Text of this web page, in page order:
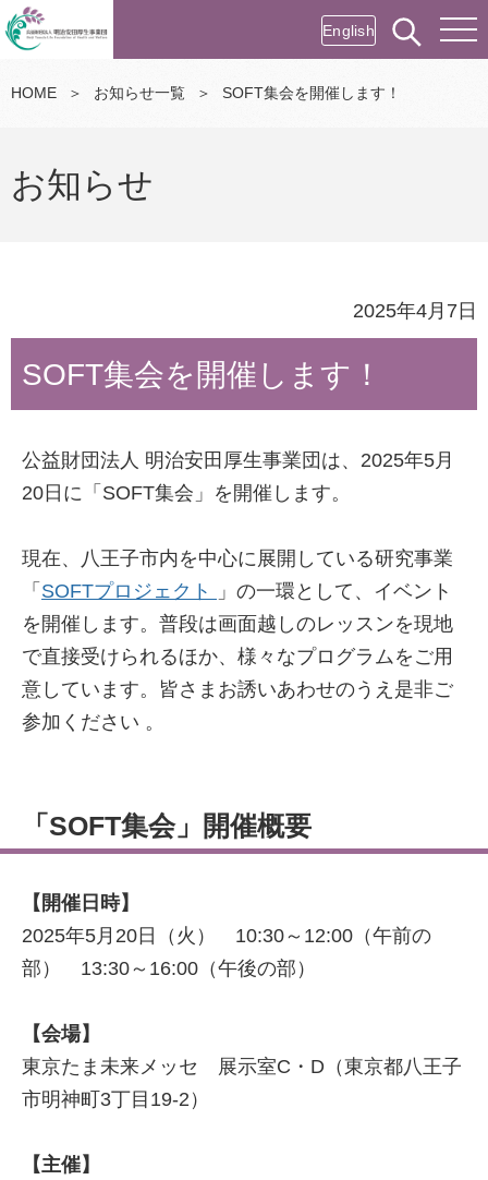
English
HOME ＞ お知らせ一覧 ＞ SOFT集会を開催します！
お知らせ
2025年4月7日
SOFT集会を開催します！
公益財団法人 明治安田厚生事業団は、2025年5月
20日に「SOFT集会」を開催します。
現在、八王子市内を中心に展開している研究事業
「 SOFTプロジェクト
」の一環として、イベント
を開催します。普段は画面越しのレッスンを現地
で直接受けられるほか、様々なプログラムをご用
意しています。皆さまお誘いあわせのうえ是非ご
参加ください 。
「SOFT集会」開催概要
【開催日時】
2025年5月20日（火） 10:30～12:00（午前の
部） 13:30～16:00（午後の部）
【会場】
東京たま未来メッセ 展示室C・D（東京都八王子
市明神町3丁目19-2）
【主催】